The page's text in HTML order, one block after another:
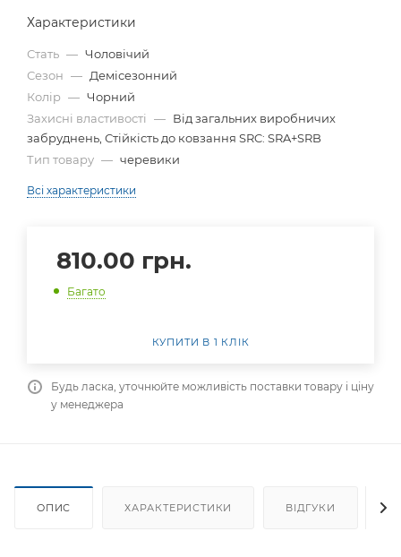
Характеристики
Стать — Чоловічий
Сезон — Демісезонний
Колір — Чорний
Захисні властивості — Від загальних виробничих
забруднень, Стійкість до ковзання SRC: SRA+SRB
Тип товару — черевики
Всі характеристики
810.00 грн.
Багато
КУПИТИ В 1 КЛІК
Будь ласка, уточнюйте можливість поставки товару і ціну
у менеджера
ОПИС ХАРАКТЕРИСТИКИ ВІДГУКИ